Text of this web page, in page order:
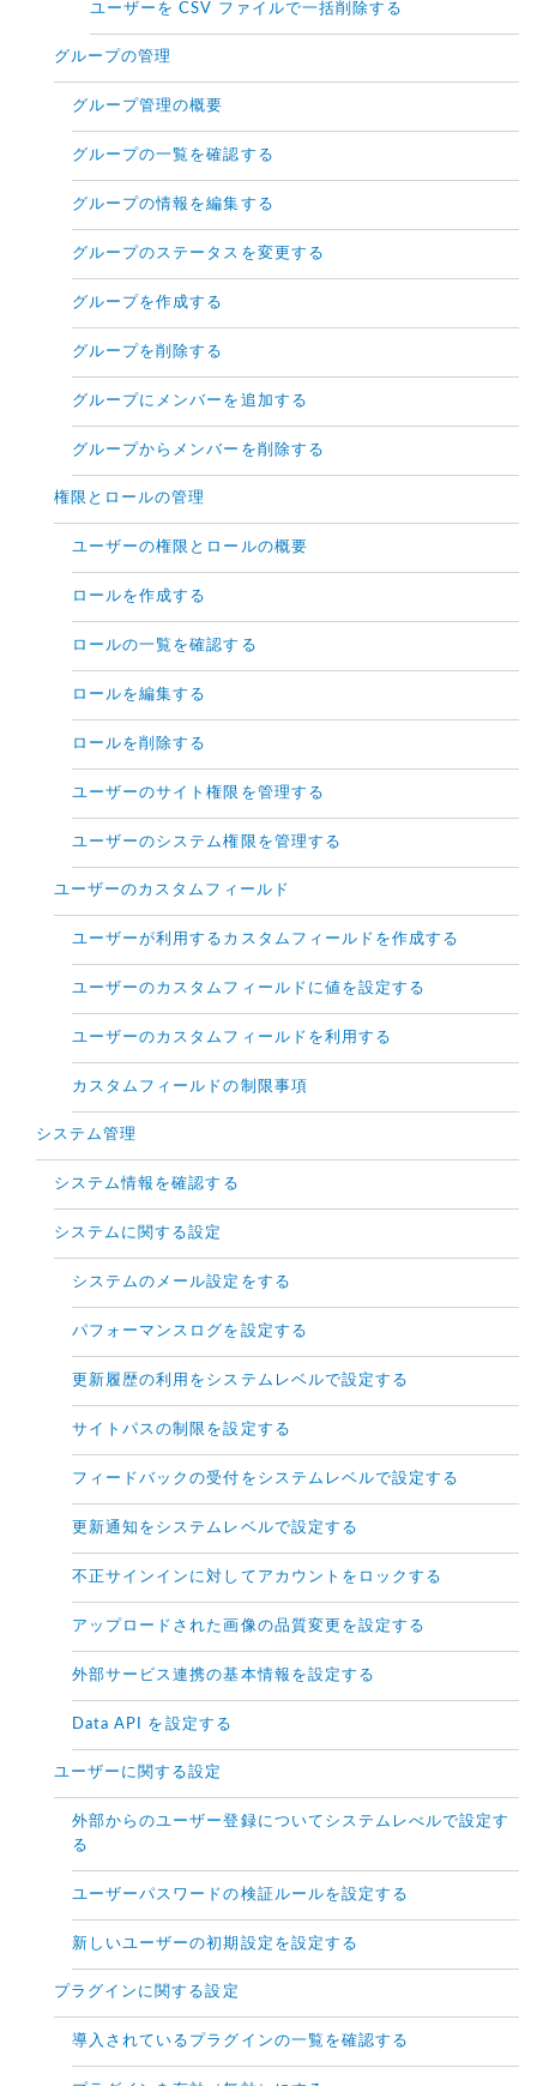
ユーザーを CSV ファイルで一括削除する
グループの管理
グループ管理の概要
グループの一覧を確認する
グループの情報を編集する
グループのステータスを変更する
グループを作成する
グループを削除する
グループにメンバーを追加する
グループからメンバーを削除する
権限とロールの管理
ユーザーの権限とロールの概要
ロールを作成する
ロールの一覧を確認する
ロールを編集する
ロールを削除する
ユーザーのサイト権限を管理する
ユーザーのシステム権限を管理する
ユーザーのカスタムフィールド
ユーザーが利用するカスタムフィールドを作成する
ユーザーのカスタムフィールドに値を設定する
ユーザーのカスタムフィールドを利用する
カスタムフィールドの制限事項
システム管理
システム情報を確認する
システムに関する設定
システムのメール設定をする
パフォーマンスログを設定する
更新履歴の利用をシステムレベルで設定する
サイトパスの制限を設定する
フィードバックの受付をシステムレベルで設定する
更新通知をシステムレベルで設定する
不正サインインに対してアカウントをロックする
アップロードされた画像の品質変更を設定する
外部サービス連携の基本情報を設定する
Data API を設定する
ユーザーに関する設定
外部からのユーザー登録についてシステムレべルで設定す
る
ユーザーパスワードの検証ルールを設定する
新しいユーザーの初期設定を設定する
プラグインに関する設定
導入されているプラグインの一覧を確認する